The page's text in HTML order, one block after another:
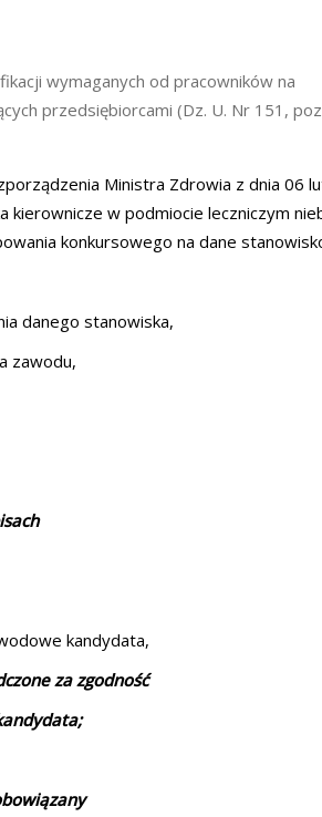
wymaganych od pracowników na
przedsiębiorcami (Dz. U. Nr 151,
Ministra Zdrowia z dnia 06
w podmiocie leczniczym
konkursowego na dane
danego stanowiska,
zawodu,
kandydata,
poświadczone za zgodność